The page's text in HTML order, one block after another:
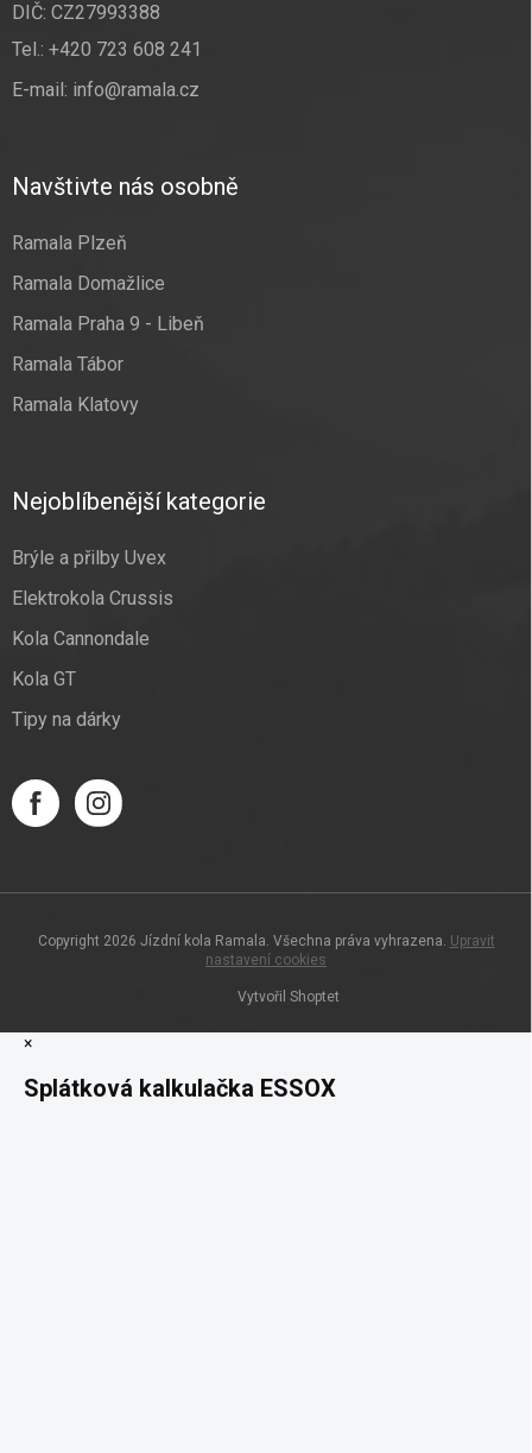
DIČ: CZ27993388
Tel.: +420 723 608 241
E-mail: info@ramala.cz
Navštivte nás osobně
Ramala Plzeň
Ramala Domažlice
Ramala Praha 9 - Libeň
Ramala Tábor
Ramala Klatovy
Nejoblíbenější kategorie
Brýle a přilby Uvex
Elektrokola Crussis
Kola Cannondale
Kola GT
Tipy na dárky
Vytvořil Shoptet
Copyright 2026 Jízdní kola Ramala. Všechna práva vyhrazena. Upravit
nastavení cookies
×
Splátková kalkulačka ESSOX